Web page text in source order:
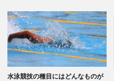
水泳競技の種目にはどんなものが